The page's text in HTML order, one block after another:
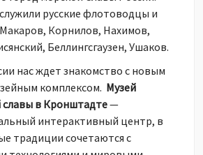
русские флотоводцы и
Корнилов, Нахимов,
Беллингсгаузен, Ушаков.
нас ждет знакомство с новым
комплексом. Музей
в Кронштадте—
интерактивный центр, в
традиции сочетаются с